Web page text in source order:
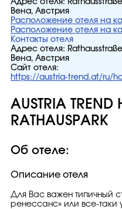
Адрес отеля:
Вена, Австрия
Расположение отеля на
Расположение отеля на
Контакты отеля
Адрес отеля:
Вена, Австрия
Сайт отеля:
https://austria-trend.at/ru/
AUSTRIA TREND
RATHAUSPARK
Об отеле:
Описание отеля
Для Вас важен типичный
ренессанс» или все-